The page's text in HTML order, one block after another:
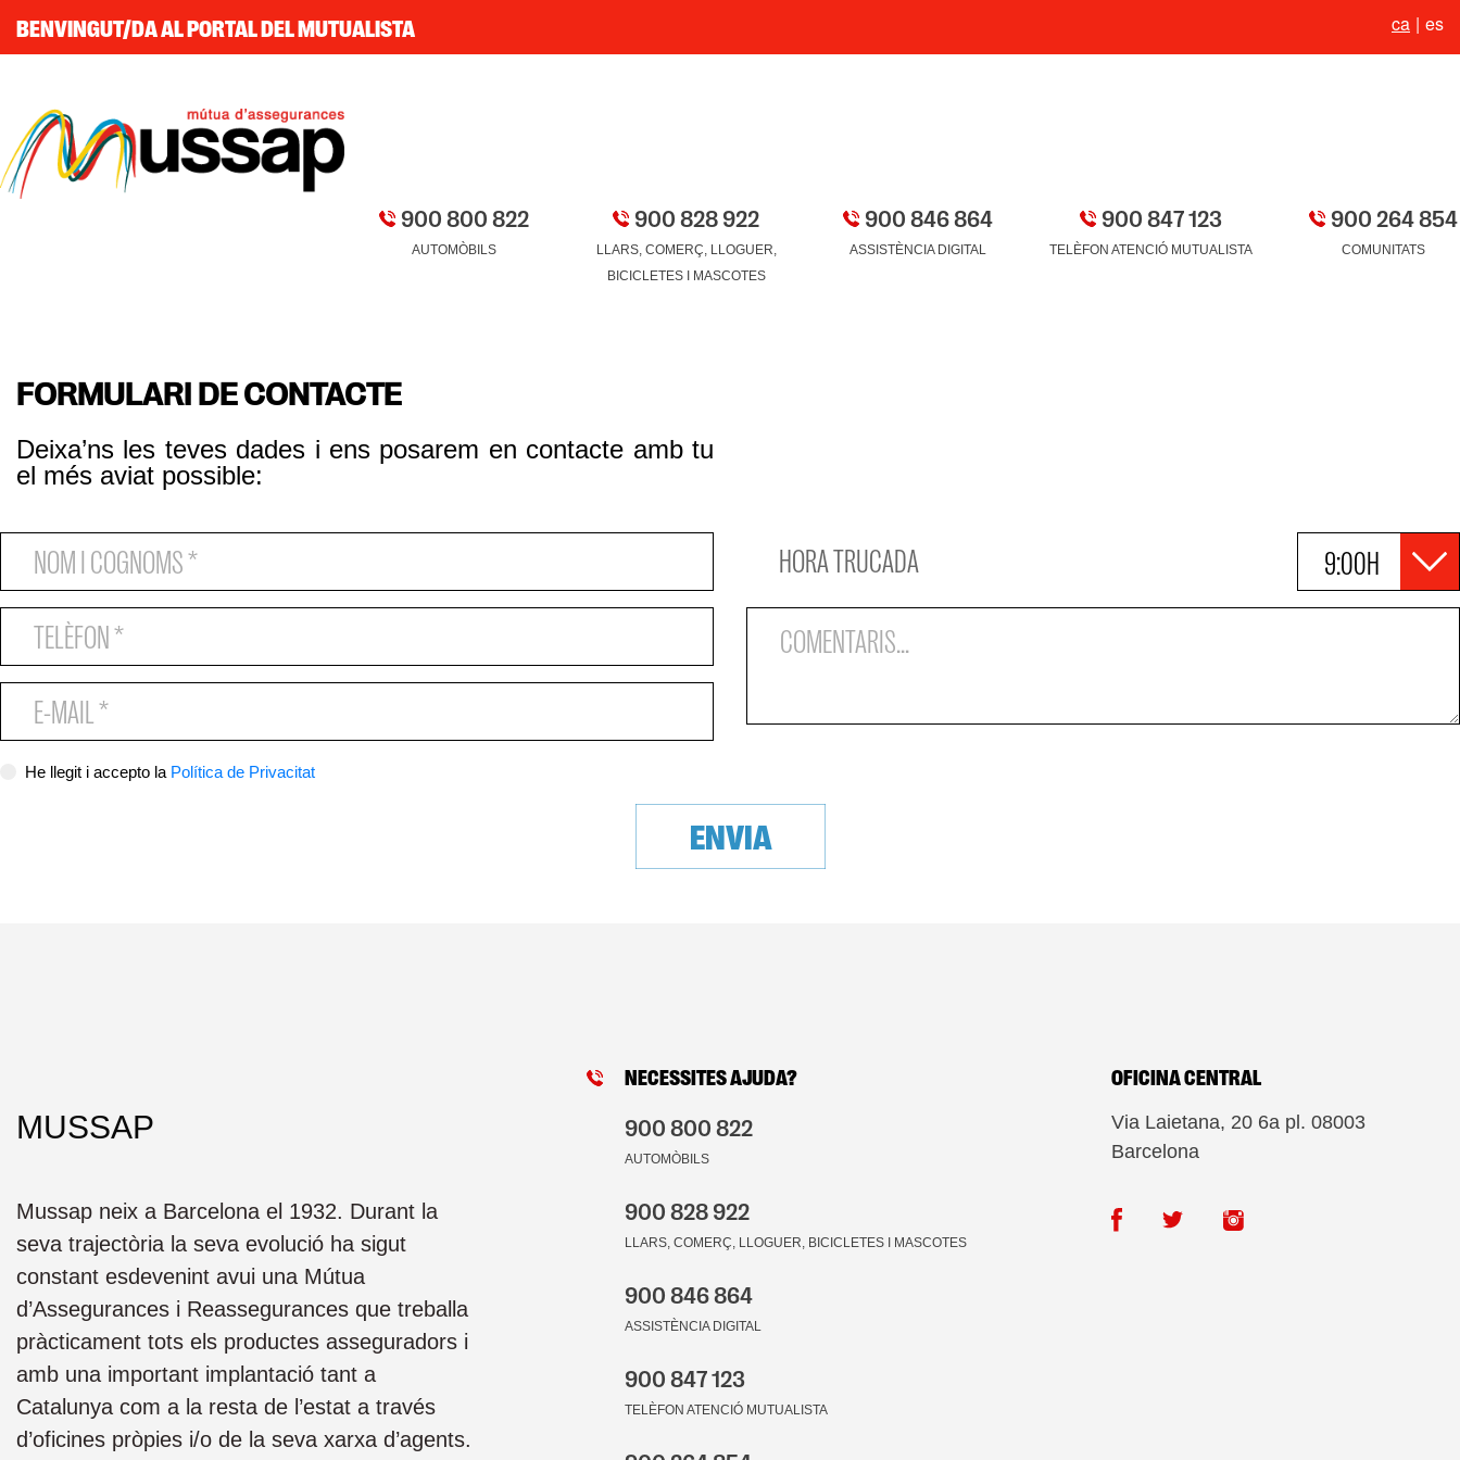
BENVINGUT/DA AL PORTAL DEL MUTUALISTA ca es
900 800 822
AUTOMÒBILS
900 828 922
LLARS, COMERÇ, LLOGUER,
BICICLETES I MASCOTES
900 846 864
ASSISTÈNCIA DIGITAL
900 847 123
TELÈFON ATENCIÓ MUTUALISTA
900 264 854
COMUNITATS
FORMULARI DE CONTACTE
Deixa’ns les teves dades i ens posarem en contacte amb tu
el més aviat possible:
HORA TRUCADA
He llegit i accepto la Política de Privacitat
ENVIA
MUSSAP
Mussap neix a Barcelona el 1932. Durant la
seva trajectòria la seva evolució ha sigut
constant esdevenint avui una Mútua
d’Assegurances i Reassegurances que treballa
pràcticament tots els productes asseguradors i
amb una important implantació tant a
Catalunya com a la resta de l’estat a través
d’oficines pròpies i/o de la seva xarxa d’agents.
NECESSITES AJUDA?
900 800 822
AUTOMÒBILS
900 828 922
LLARS, COMERÇ, LLOGUER, BICICLETES I MASCOTES
900 846 864
ASSISTÈNCIA DIGITAL
900 847 123
TELÈFON ATENCIÓ MUTUALISTA
OFICINA CENTRAL
Via Laietana, 20 6a pl. 08003
Barcelona